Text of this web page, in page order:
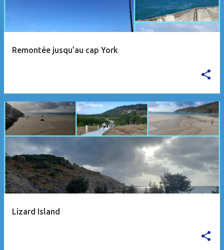
Remontée jusqu’au cap York
Lizard Island